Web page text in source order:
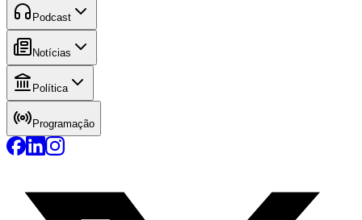
Podcast
Notícias
Política
Programação